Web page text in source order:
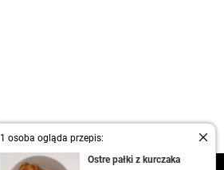
1 osoba ogląda przepis:
Ostre pałki z kurczaka